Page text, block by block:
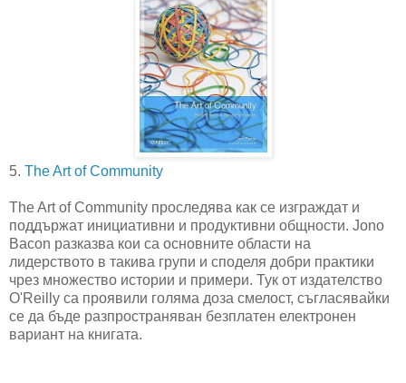
5. The Art of Community
The Art of Community проследява как се изграждат и
поддържат инициативни и продуктивни общности. Jono
Bacon разказва кои са основните области на
лидерството в такива групи и споделя добри практики
чрез множество истории и примери. Тук от издателство
O'Reilly са проявили голяма доза смелост, съгласявайки
се да бъде разпространяван безплатен електронен
вариант на книгата.